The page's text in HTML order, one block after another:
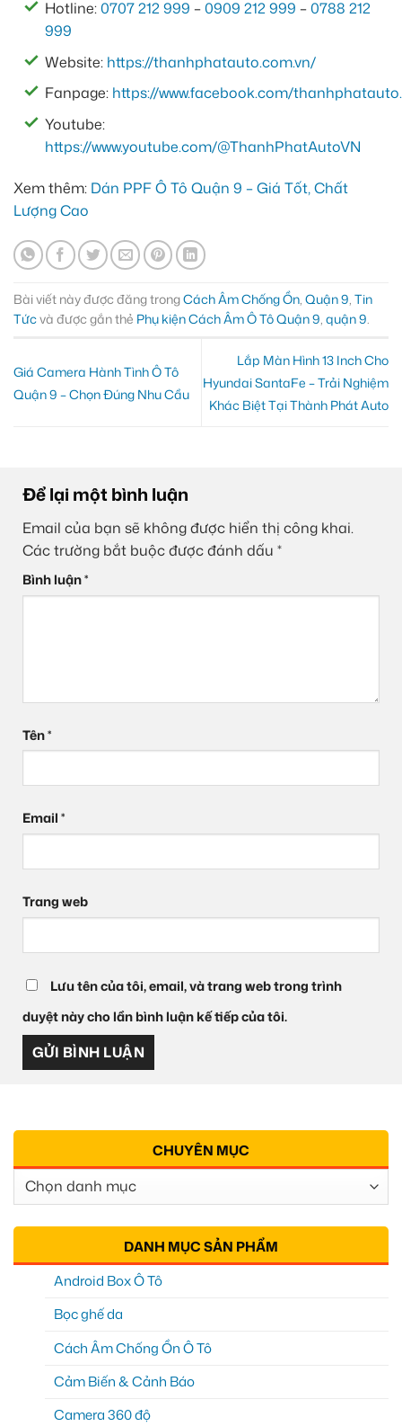
Hotline:0707 212 999 –0909 212 999 –0788 212
999
Website: https://thanhphatauto.com.vn/
Fanpage: https://www.facebook.com/
Youtube:
https://www.youtube.com/@ThanhPhatAutoVN
Xem thêm: Dán PPF Ô Tô Quận 9 – Giá Tốt, Chất
Lượng Cao
Bài viết này được đăng trongCách Âm Chống Ồn Quận 9 Tin
Tứcvà được gắn thẻ Phụ kiện Cách Âm Ô Tô Quận 9 quận 9
Giá Camera Hành Tình Ô Tô
Quận 9 – Chọn Đúng Nhu Cầu
Lắp Màn Hình 13 Inch Cho
Hyundai SantaFe – Trải Nghiệm
Khác Biệt Tại Thành Phát Auto
Để lại một bình luận
Email của bạn sẽ không được hiển thị công khai.
Các trường bắt buộc được đánh dấu *
Bình luận*
Tên*
Email*
Trang web
Lưu tên của tôi, email, và trang web trong trình
duyệt này cho lần bình luận kế tiếp của tôi.
CHUYÊN MỤC
Chuyên
Mục
DANH MỤC SẢN PHẨM
Android Box Ô Tô
Bọc ghế da
Cách Âm Chống Ồn Ô Tô
Cảm Biến & Cảnh Báo
Camera 360 độ